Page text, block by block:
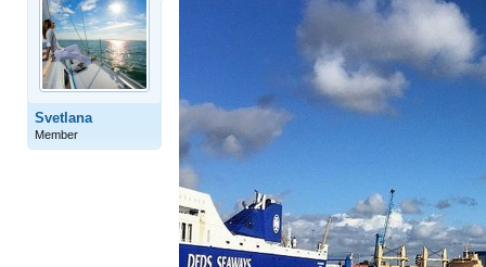
Svetlana
Member